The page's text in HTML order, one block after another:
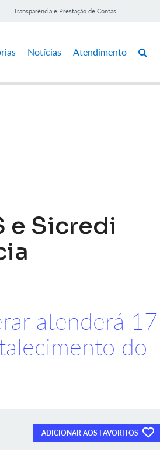
Transparência e Prestação de Contas
Notícias Atendimento
e Sicredi
atenderá 17
do
ADICIONAR AOS FAVORITOS